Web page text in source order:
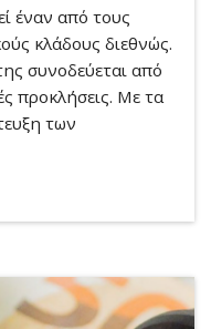
έναν από τους
κλάδους διεθνώς.
συνοδεύεται από
προκλήσεις. Με τα
των